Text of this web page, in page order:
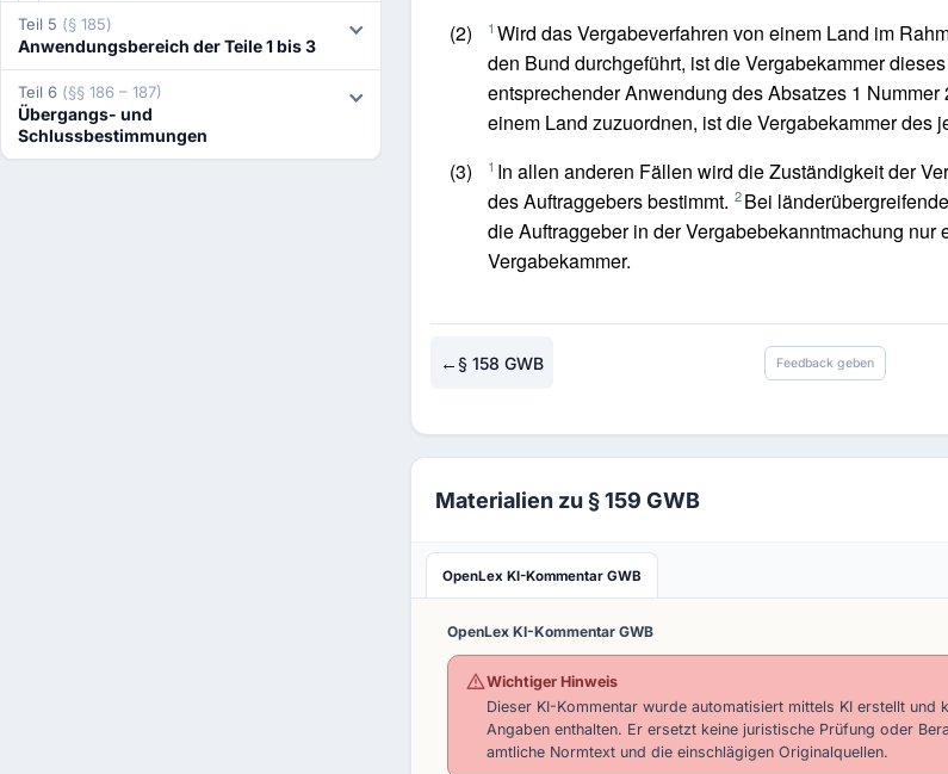
Teil 5 (§ 185)
Anwendungsbereich der Teile 1 bis 3
Teil 6 (§§ 186 – 187)
Übergangs- und
Schlussbestimmungen
(2) 1 Wird das Vergabeverfahren von einem Land im
den Bund durchgeführt, ist die Vergabekammer
entsprechender Anwendung des Absatzes 1
einem Land zuzuordnen, ist die Vergabekammer des
(3)
1 In allen anderen Fällen wird die Zuständigkeit der
des Auftraggebers bestimmt. 2 Bei
die Auftraggeber in der Vergabebekanntmachung nur
Vergabekammer.
←§ 158 GWB Feedback geben
Materialien zu § 159 GWB
OpenLex KI-Kommentar GWB
OpenLex KI-Kommentar GWB
Wichtiger Hinweis
Dieser KI-Kommentar wurde automatisiert mittels KI erstellt und
Angaben enthalten. Er ersetzt keine juristische Prüfung oder
amtliche Normtext und die einschlägigen Originalquellen.